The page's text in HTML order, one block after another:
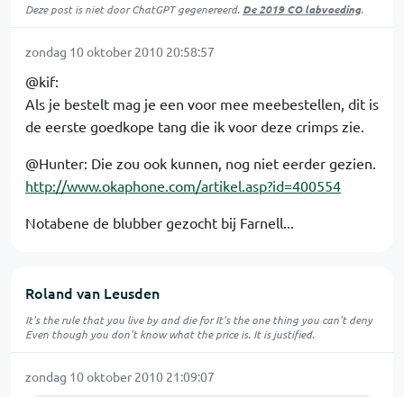
Deze post is niet door ChatGPT gegenereerd. De 2019 CO labvoeding.
zondag 10 oktober 2010 20:58:57
@kif:
Als je bestelt mag je een voor mee meebestellen, dit is
de eerste goedkope tang die ik voor deze crimps zie.
@Hunter: Die zou ook kunnen, nog niet eerder gezien.
http://www.okaphone.com/artikel.asp?id=400554
Notabene de blubber gezocht bij Farnell...
Roland van Leusden
It's the rule that you live by and die for It's the one thing you can't deny
Even though you don't know what the price is. It is justified.
zondag 10 oktober 2010 21:09:07